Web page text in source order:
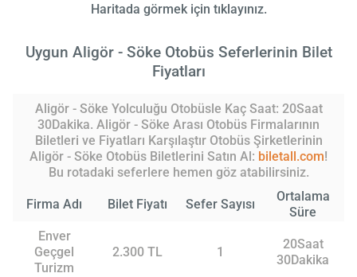
Haritada görmek için tıklayınız.
Uygun Aligör - Söke Otobüs Seferlerinin Bilet
Fiyatları
Aligör - Söke Yolculuğu Otobüsle Kaç Saat: 20Saat
30Dakika. Aligör - Söke Arası Otobüs Firmalarının
Biletleri ve Fiyatları Karşılaştır Otobüs Şirketlerinin
Aligör - Söke Otobüs Biletlerini Satın Al: biletall.com!
Bu rotadaki seferlere hemen göz atabilirsiniz.
Firma Adı Bilet Fiyatı Sefer Sayısı
Ortalama
Süre
Enver
Geçgel
Turizm
2.300 TL 1
20Saat
30Dakika